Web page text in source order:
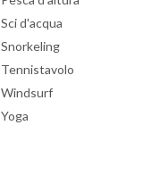
Sci d'acqua
Snorkeling
Tennistavolo
Windsurf
Yoga